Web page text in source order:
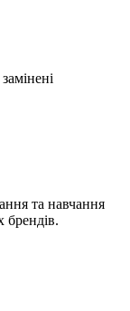
та навчання
брендів.